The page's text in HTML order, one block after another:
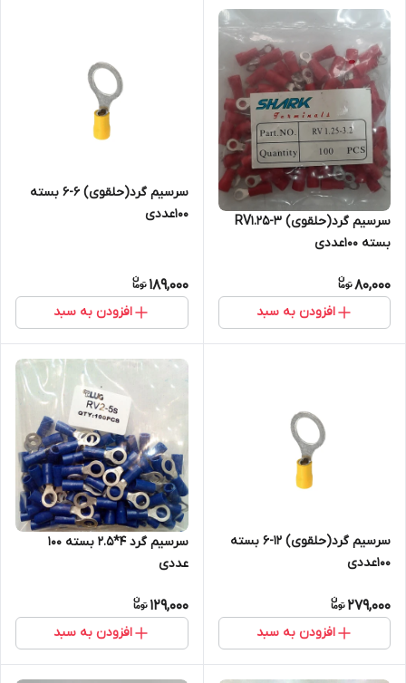
سرسیم گرد(حلقوی) RV1.25-3
بسته 100عددی
80,000
افزودن به سبد
سرسیم گرد(حلقوی) 6-6 بسته
100عددی
189,000
افزودن به سبد
سرسیم گرد(حلقوی) 12-6 بسته
100عددی
279,000
افزودن به سبد
سرسیم گرد 4*2.5 بسته 100
عددی
129,000
افزودن به سبد